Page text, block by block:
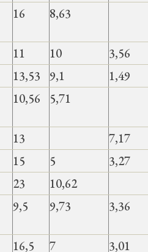
16 8,63
11 10
3,56
13,53 9,1
1,49
10,56 5,71
13
7,17
15 5
3,27
23
10,62
9,5 9,73 3,36
16,5 7 3,01